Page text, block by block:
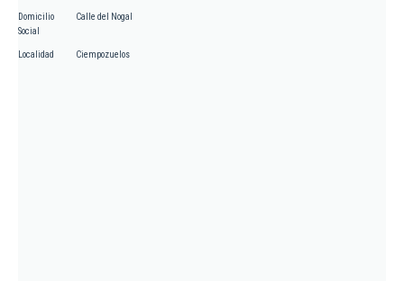
Domicilio
Social
Calle del Nogal
Localidad Ciempozuelos